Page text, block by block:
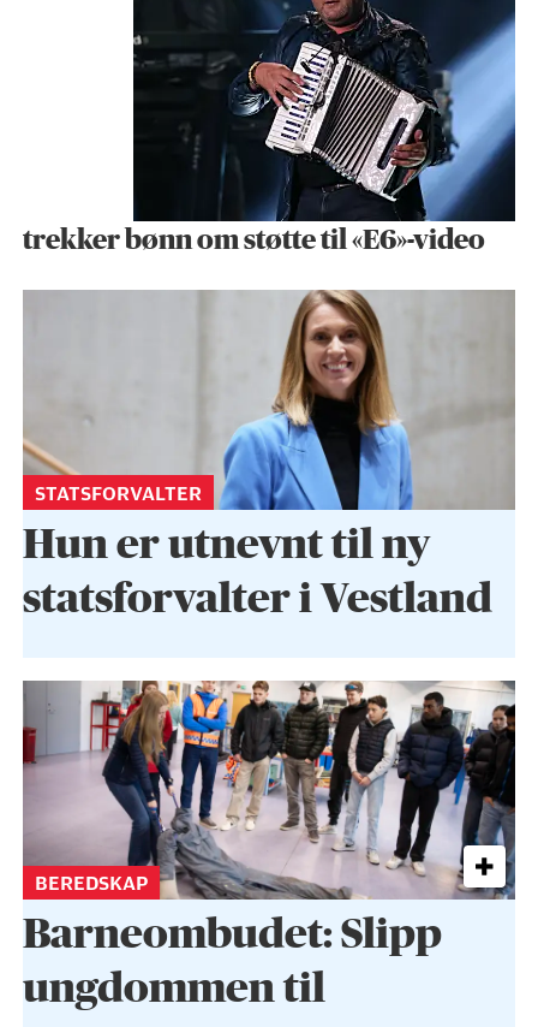
trekker bønn om støtte til «E6»-video
STATSFORVALTER
Hun er utnevnt til ny
statsforvalter i Vestland
BEREDSKAP
Barneombudet: Slipp
ungdommen til